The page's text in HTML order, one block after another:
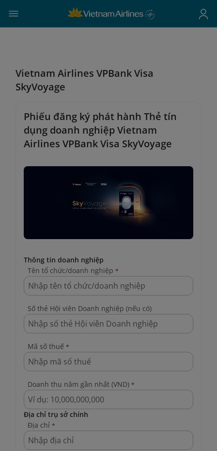
Vietnam Airlines VPBank Visa
SkyVoyage
Phiếu đăng ký phát hành Thẻ tín
dụng doanh nghiệp Vietnam
Airlines VPBank Visa SkyVoyage
Thông tin doanh nghiệp
Tên tổ chức/doanh nghiệp *
Số thẻ Hội viên Doanh nghiệp (nếu có)
Mã số thuế *
Doanh thu năm gần nhất (VND) *
Địa chỉ trụ sở chính
Địa chỉ *